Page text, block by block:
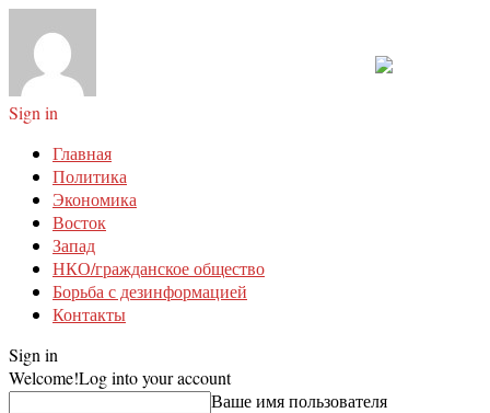
Sign in
Главная
Политика
Экономика
Восток
Запад
НКО/гражданское общество
Борьба с дезинформацией
Контакты
Sign in
Welcome!Log into your account
Ваше имя пользователя